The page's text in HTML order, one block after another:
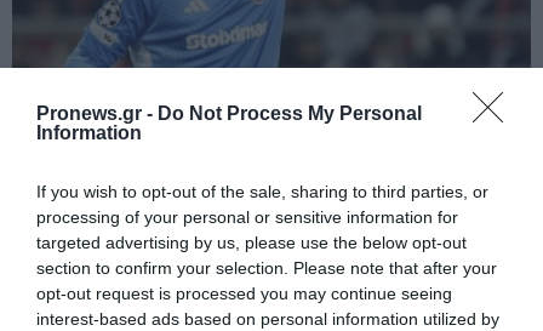
Pronews.gr - Do Not Process My Personal
Information
If you wish to opt-out of the sale, sharing to third parties, or
processing of your personal or sensitive information for
targeted advertising by us, please use the below opt-out
section to confirm your selection. Please note that after your
opt-out request is processed you may continue seeing
interest-based ads based on personal information utilized by
PRONEWS.GR /ΔΙΕΘΝΕΣ ΠΟΔΟΣΦΑΙΡΟ
απόκτηση του Κ.Τζολάκη
05.08.2026 | 12:32